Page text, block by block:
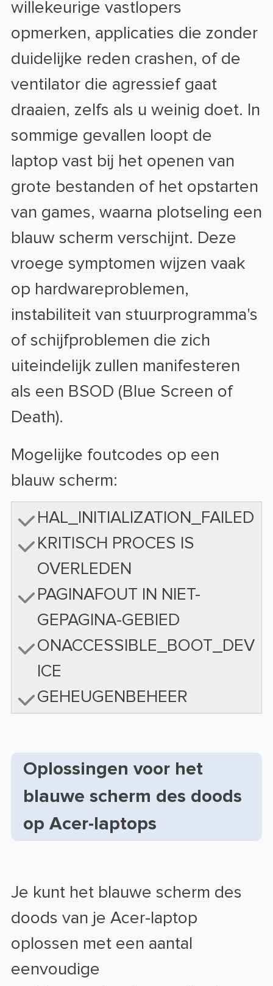
willekeurige vastlopers
opmerken, applicaties die zonder
duidelijke reden crashen, of de
ventilator die agressief gaat
draaien, zelfs als u weinig doet. In
sommige gevallen loopt de
laptop vast bij het openen van
grote bestanden of het opstarten
van games, waarna plotseling een
blauw scherm verschijnt. Deze
vroege symptomen wijzen vaak
op hardwareproblemen,
instabiliteit van stuurprogramma's
of schijfproblemen die zich
uiteindelijk zullen manifesteren
als een BSOD (Blue Screen of
Death).
Mogelijke foutcodes op een
blauw scherm:
HAL_INITIALIZATION_FAILED
KRITISCH PROCES IS
OVERLEDEN
PAGINAFOUT IN NIET-
GEPAGINA-GEBIED
ONACCESSIBLE_BOOT_DEV
ICE
GEHEUGENBEHEER
Oplossingen voor het
blauwe scherm des doods
op Acer-laptops
Je kunt het blauwe scherm des
doods van je Acer-laptop
oplossen met een aantal
eenvoudige